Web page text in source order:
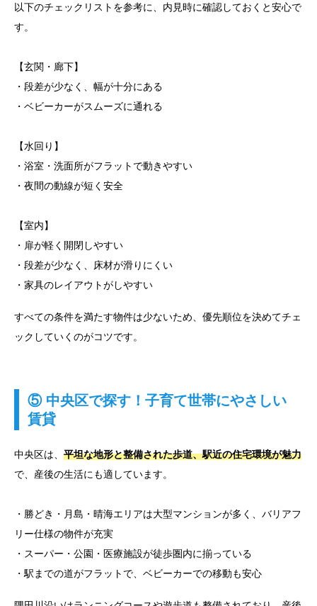
以下のチェックリストを参考に、内見時に確認しておくと安心で
す。
【玄関・廊下】
・段差が少なく、幅が十分にある
・ベビーカーがスムーズに通れる
【水回り】
・浴室・洗面所がフラットで動きやすい
・夜間の動線が短く安全
【室内】
・扉が軽く開閉しやすい
・段差が少なく、床材が滑りにくい
・家具のレイアウトがしやすい
すべての条件を満たす物件は少ないため、優先順位を決めてチェ
ックしていくのがコツです。
⑤ 中央区で探す！子育て世帯にやさしい
賃貸
中央区は、 平坦な地形と整備された歩道、駅近の住宅環境が魅力
で、産後の生活にも適しています。
・勝どき・月島・晴海エリアは大型マンションが多く、バリアフ
リー仕様の物件が充実
・スーパー・公園・医療施設が徒歩圏内に揃っている
・駅までの道がフラットで、ベビーカーでの移動も安心